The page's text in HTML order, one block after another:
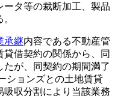
ータ等の裁断加工、製品
承継内容である不動産管
借契約の関係から、同
が、同契約の期間満了
ションズとの土地賃貸
収分割により当該業務